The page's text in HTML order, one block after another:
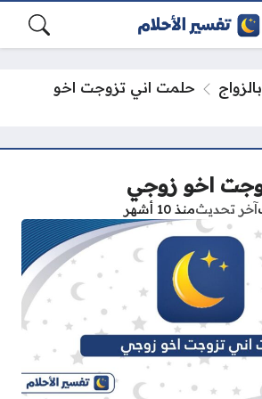
حلمت اني تزوجت اخو
اخو زوجي
آخر تحديثمنذ 10 أشهر